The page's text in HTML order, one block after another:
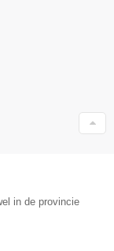
in de provincie